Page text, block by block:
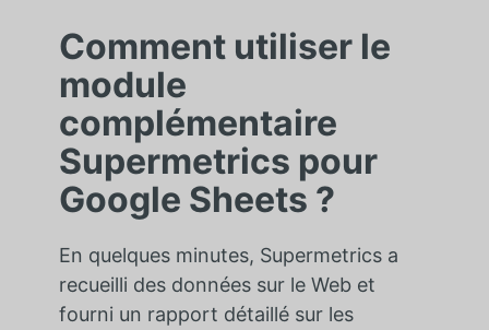
Comment utiliser le
module
complémentaire
Supermetrics pour
Google Sheets ?
En quelques minutes, Supermetrics a
recueilli des données sur le Web et
fourni un rapport détaillé sur les